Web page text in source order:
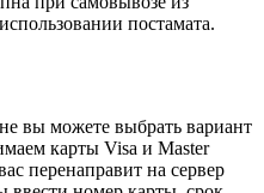
постамата.
вы можете выбрать вариант
карты Visa и Master
перенаправит на сервер